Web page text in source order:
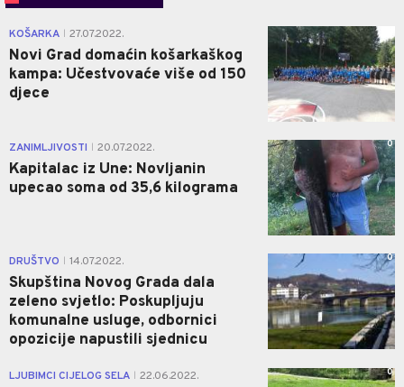
KOŠARKA 27.07.2022.
Novi Grad domaćin košarkaškog
kampa: Učestvovaće više od 150
djece
ZANIMLJIVOSTI 20.07.2022.
Kapitalac iz Une: Novljanin
upecao soma od 35,6 kilograma
0
DRUŠTVO 14.07.2022.
Skupština Novog Grada dala
zeleno svjetlo: Poskupljuju
komunalne usluge, odbornici
opozicije napustili sjednicu
0
LJUBIMCI CIJELOG SELA 22.06.2022. 0